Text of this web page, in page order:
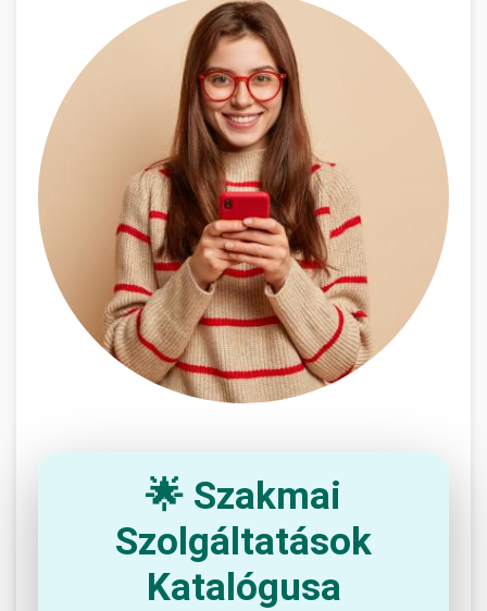
🌟 Szakmai
Szolgáltatások
Katalógusa